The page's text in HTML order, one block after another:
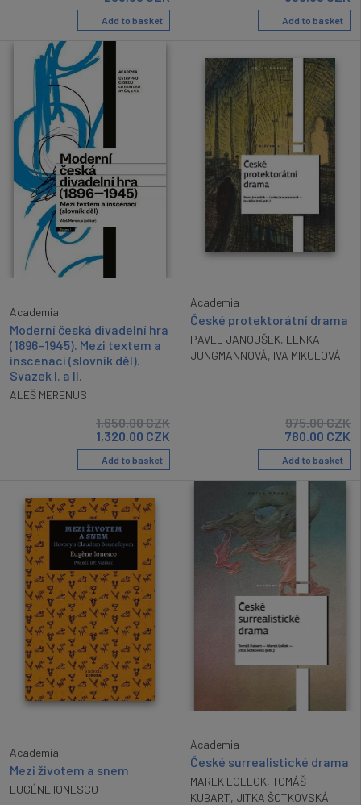
Add to basket Add to basket
Academia
Moderní česká divadelní hra
(1896–1945). Mezi textem a
inscenací (slovník děl).
Svazek I. a II.
ALEŠ MERENUS
1,650.00CZK
1,320.00 CZK
Add to basket
Academia
České protektorátní drama
PAVEL JANOUŠEK, LENKA
JUNGMANNOVÁ, IVA MIKULOVÁ
975.00CZK
780.00 CZK
Add to basket
Academia
Mezi životem a snem
EUGÉNE IONESCO
Academia
České surrealistické drama
MAREK LOLLOK, TOMÁŠ
KUBART, JITKA ŠOTKOVSKÁ